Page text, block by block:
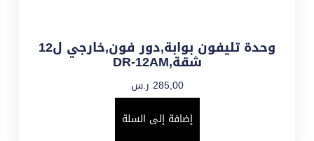
وحدة تليفون بوابة,دور فون,خارجي ل12
شقة,DR-12AM
285,00 ر.س
إضافة إلى السلة